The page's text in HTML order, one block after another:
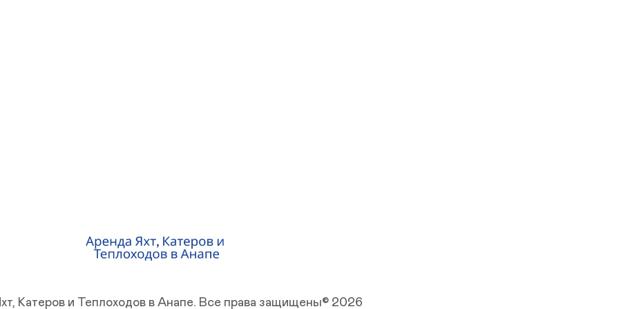
Катеров и Теплоходов в Анапе. Все права защищены© 2026